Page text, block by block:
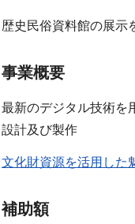
歴史民俗資料館の展示
事業概要
最新のデジタル技術を
設計及び製作
文化財資源を活用した
補助額